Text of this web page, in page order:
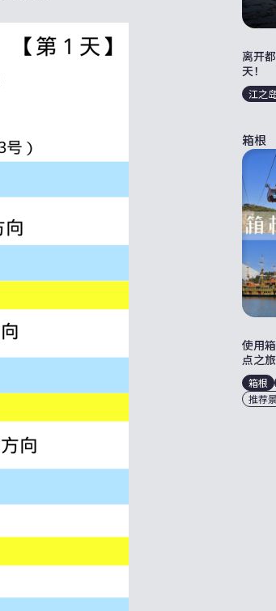
离开
天！
江之
箱根
使用
点之旅
箱根
推荐